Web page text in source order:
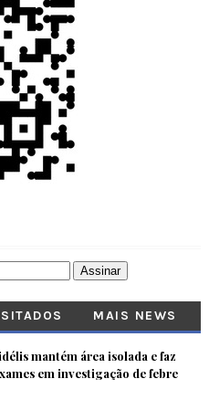
MAIS NEWS
mantém área isolada e faz
em investigação de febre